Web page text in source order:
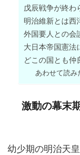
戊辰戦争が終わ
明治維新とは西
外国要人との会
大日本帝国憲法
どこの国とも仲
あわせて読み
激動の幕末
幼少期の明治天